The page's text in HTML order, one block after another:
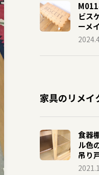
ビス
ーメ
家具のリメイ
食器
ル色
吊り